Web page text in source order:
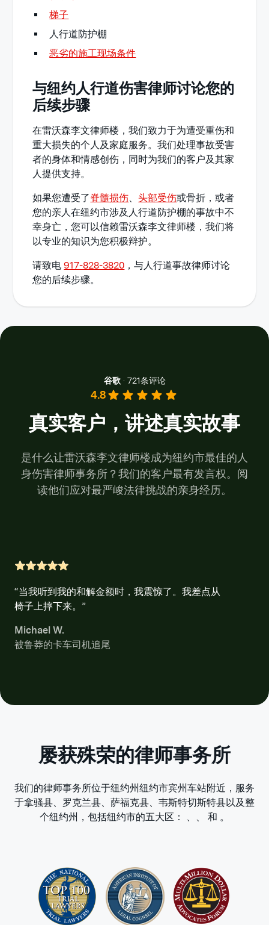
梯子
人行道防护棚
恶劣的施工现场条件
与纽约人行道伤害律师讨论您的
后续步骤
在雷沃森李文律师楼，我们致力于为遭受重伤和
重大损失的个人及家庭服务。我们处理事故受害
者的身体和情感创伤，同时为我们的客户及其家
人提供支持。
如果您遭受了脊髓损伤、头部受伤或骨折，或者
您的亲人在纽约市涉及人行道防护棚的事故中不
幸身亡，您可以信赖雷沃森李文律师楼，我们将
以专业的知识为您积极辩护。
请致电917-828-3820 ，与人行道事故律师讨论
您的后续步骤。
谷歌 ·721条评论
4.8
真实客户，讲述真实故事
是什么让雷沃森李文律师楼成为纽约市最佳的人
身伤害律师事务所？我们的客户最有发言权。阅
读他们应对最严峻法律挑战的亲身经历。
“当我听到我的和解金额时，我震惊了。我差点从
椅子上摔下来。”
Michael W.
被鲁莽的卡车司机追尾
屡获殊荣的律师事务所
我们的律师事务所位于纽约州纽约市宾州车站附近，服务
于拿骚县、罗克兰县、萨福克县、韦斯特切斯特县以及整
个纽约州，包括纽约市的五大区：
、 、 和 。